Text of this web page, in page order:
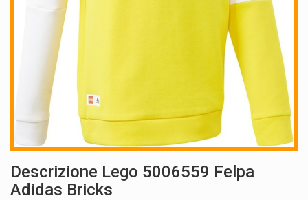
Descrizione Lego 5006559 Felpa
Adidas Bricks